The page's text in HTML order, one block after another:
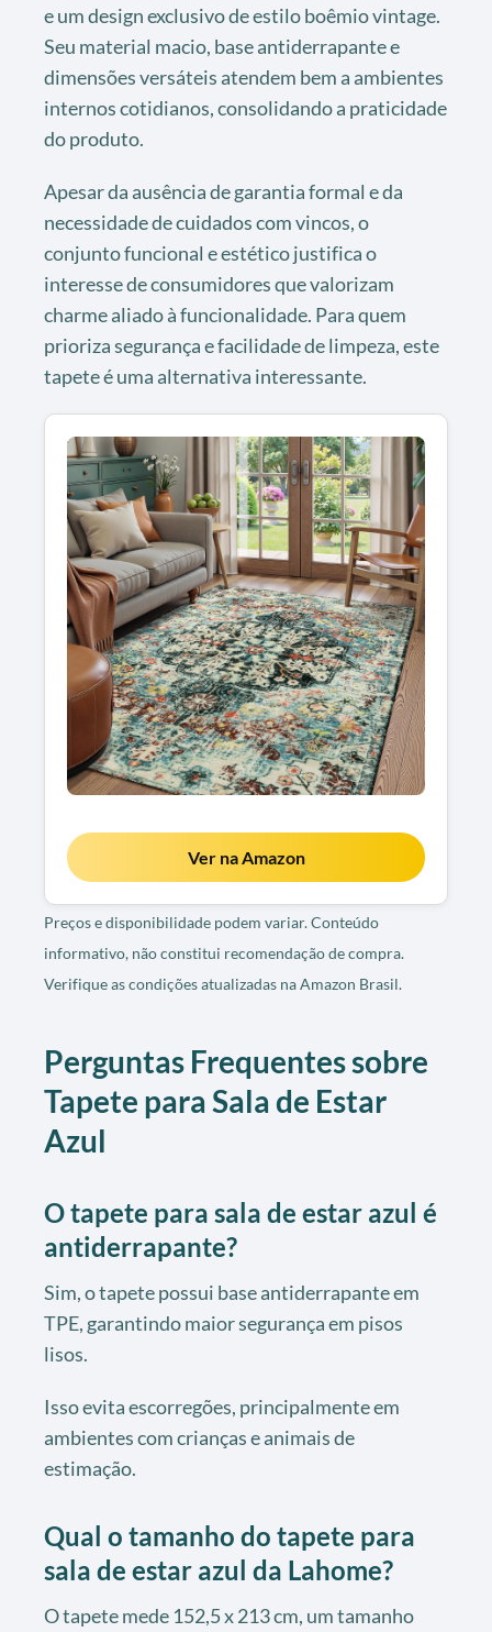
e um design exclusivo de estilo boêmio vintage.
Seu material macio, base antiderrapante e
dimensões versáteis atendem bem a ambientes
internos cotidianos, consolidando a praticidade
do produto.
Apesar da ausência de garantia formal e da
necessidade de cuidados com vincos, o
conjunto funcional e estético justifica o
interesse de consumidores que valorizam
charme aliado à funcionalidade. Para quem
prioriza segurança e facilidade de limpeza, este
tapete é uma alternativa interessante.
Ver na Amazon
Preços e disponibilidade podem variar. Conteúdo
informativo, não constitui recomendação de compra.
Verifique as condições atualizadas na Amazon Brasil.
Perguntas Frequentes sobre
Tapete para Sala de Estar
Azul
O tapete para sala de estar azul é
antiderrapante?
Sim, o tapete possui base antiderrapante em
TPE, garantindo maior segurança em pisos
lisos.
Isso evita escorregões, principalmente em
ambientes com crianças e animais de
estimação.
Qual o tamanho do tapete para
sala de estar azul da Lahome?
O tapete mede 152,5 x 213 cm, um tamanho